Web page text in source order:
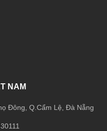
NAM
Đông, Q.Cẩm Lệ, Đà Nẵng